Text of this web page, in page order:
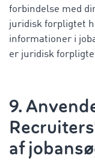
forbindelse med
juridisk forpligtet
informationer i
er juridisk
9.
af